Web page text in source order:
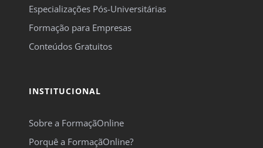
Especializações Pós-Universitárias
Formação para Empresas
Conteúdos Gratuitos
INSTITUCIONAL
Sobre a FormaçãOnline
Porquê a FormaçãOnline?